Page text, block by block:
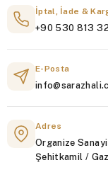
İptal, İade &
+90 530 813
E-Posta
Adres
Organize
Şehitkamil /